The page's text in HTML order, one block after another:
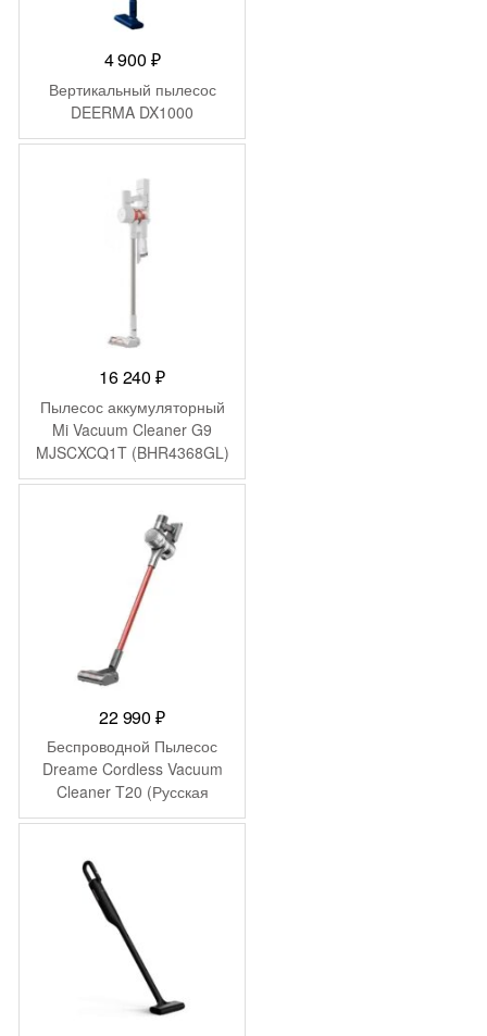
4 900 ₽
Вертикальный пылесос
DEERMA DX1000
16 240₽
Пылесос аккумуляторный
Mi Vacuum Cleaner G9
MJSCXCQ1T (BHR4368GL)
22 990₽
Беспроводной Пылесос
Dreame Cordless Vacuum
Cleaner T20 (Русская
версия)